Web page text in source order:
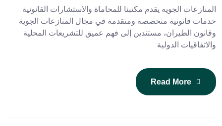
المنازعات الجويه يقدم مكتبنا للمحاماة والاستشارات القانونية
خدمات قانونية متخصصة ومتقدمة في مجال المنازعات الجوية
وقانون الطيران، مستندين إلى فهم عميق للتشريعات المحلية
والاتفاقيات الدولية
Read More